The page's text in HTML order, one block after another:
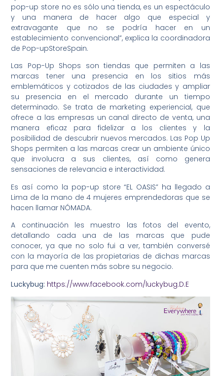
pop-up store no es sólo una tienda, es un espectáculo
y una manera de hacer algo que especial y
extravagante que no se podría hacer en un
establecimiento convencional”, explica la coordinadora
de Pop-upStoreSpain.
Las Pop-Up Shops son tiendas que permiten a las
marcas tener una presencia en los sitios más
emblemáticos y cotizados de las ciudades y ampliar
su presencia en el mercado durante un tiempo
determinado. Se trata de marketing experiencial, que
ofrece a las empresas un canal directo de venta, una
manera eficaz para fidelizar a los clientes y la
posibilidad de descubrir nuevos mercados. Las Pop Up
Shops permiten a las marcas crear un ambiente único
que involucra a sus clientes, así como genera
sensaciones de relevancia e interactividad.
Es así como la pop-up store “EL OASIS” ha llegado a
Lima de la mano de 4 mujeres emprendedoras que se
hacen llamar NÓMADA.
A continuación les muestro las fotos del evento,
detallando cada una de las marcas que pude
conocer, ya que no solo fui a ver, también conversé
con la mayoría de las propietarias de dichas marcas
para que me cuenten más sobre su negocio.
Luckybug: https://www.facebook.com/luckybug.D.E